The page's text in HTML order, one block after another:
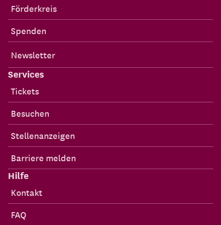
Förderkreis
Spenden
Newsletter
Services
Tickets
Besuchen
Stellenanzeigen
Barriere melden
Hilfe
Kontakt
FAQ